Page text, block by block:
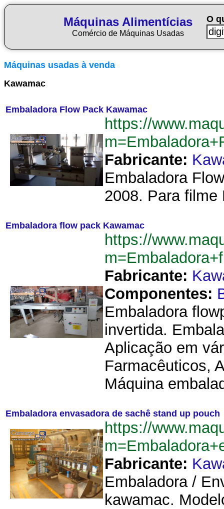
Máquinas Alimentícias
Comércio de Máquinas Usadas
O
Máquinas usadas à venda
Kawamac
Embaladora Flow Pack Kawamac
https://
Fabricante:
Embaladora
2008. Para filme
Embaladora flow pack Kawamac
https://
Fabricante:
Componentes:
Embaladora
invertida.
Aplicação em
Farmacêuticos,
Máquina
Embaladora envasadora de sachê stand up pouch
https://
Fabricante:
Embaladora /
kawamac.